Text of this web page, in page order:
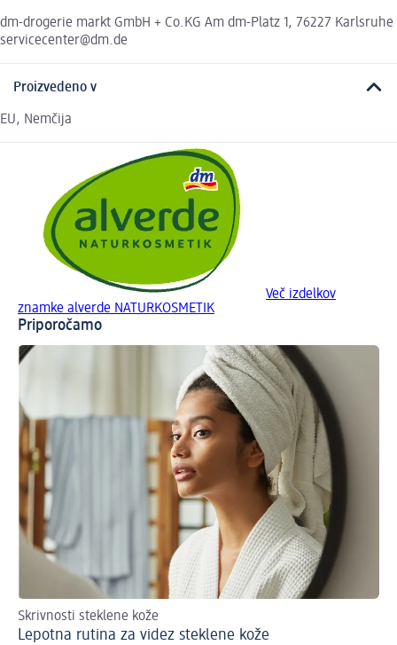
dm-drogerie markt GmbH + Co.KG Am dm-Platz 1, 76227 Karlsruhe
servicecenter@dm.de
Proizvedeno v
EU, Nemčija
Več izdelkov
znamke alverde NATURKOSMETIK
Priporočamo
Skrivnosti steklene kože
Lepotna rutina za videz steklene kože